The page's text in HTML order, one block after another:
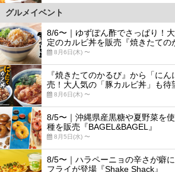
グルメイベント
8/6〜｜ゆずぽん酢でさっぱり！
定のカルビ丼を販売『焼きたての
8月6日(木) 〜
『焼きたてのかるび』から「に
売！大人気の「豚カルビ丼」も待
8月6日(木) 〜
8/5〜｜沖縄県産黒糖や夏野菜を
種を販売『BAGEL&BAGEL』
8月5日(水) 〜
8/5〜｜ハラペーニョの辛さが癖
フライが登場『Shake Shack』